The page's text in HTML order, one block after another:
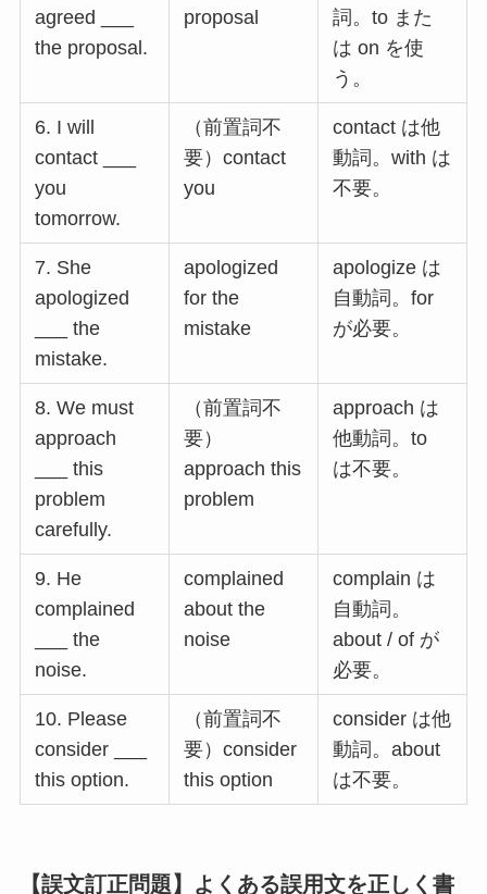
agreed ___
the proposal.
proposal
詞。to また
は on を使
う。
6. I will
contact ___
you
tomorrow.
（前置詞不
要）contact
you
contact は他
動詞。with は
不要。
7. She
apologized
___ the
mistake.
apologized
for the
mistake
apologize は
自動詞。for
が必要。
8. We must
approach
___ this
problem
carefully.
（前置詞不
要）
approach this
problem
approach は
他動詞。to
は不要。
9. He
complained
___ the
noise.
complained
about the
noise
complain は
自動詞。
about / of が
必要。
10. Please
consider ___
this option.
（前置詞不
要）consider
this option
consider は他
動詞。about
は不要。
【誤文訂正問題】よくある誤用文を正しく書